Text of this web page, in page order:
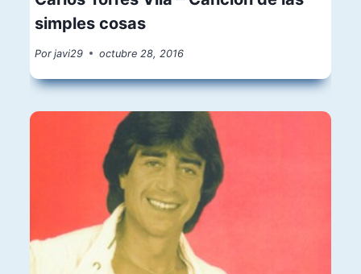
simples cosas
Por javi29 octubre 28, 2016